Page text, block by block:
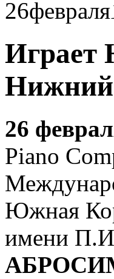
26февраля
Нижний
26
Piano
Южная
имени